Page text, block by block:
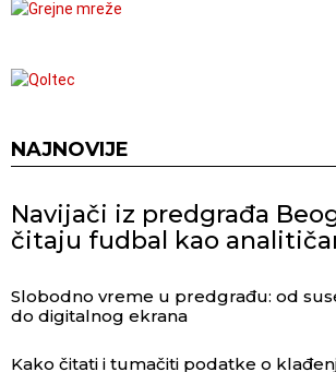
NAJNOVIJE
Navijači iz predgrađa
čitaju fudbal kao
Slobodno vreme u predgrađu: od
do digitalnog ekrana
Kako čitati i tumačiti podatke o